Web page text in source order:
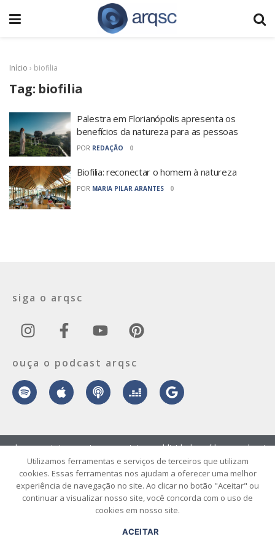
Início › biofilia
Tag: biofilia
Palestra em Florianópolis apresenta os
benefícios da natureza para as pessoas
POR REDAÇÃO 0
Biofilia: reconectar o homem à natureza
POR MARIA PILAR ARANTES 0
siga o arqsc
ouça o podcast arqsc
© 2026 ArqSC – Portal de Arquitetura, Interiores, Design e Arte de
Santa Catarina – Todos os Direitos Reservados.
sobre contato envie seu projeto publicidade vídeo podcast
Utilizamos ferramentas e serviços de terceiros que utilizam
cookies. Essas ferramentas nos ajudam a oferecer uma melhor
experiência de navegação no site. Ao clicar no botão "Aceitar" ou
continuar a visualizar nosso site, você concorda com o uso de
cookies em nosso site.
ACEITAR